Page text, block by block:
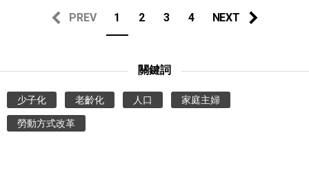
PREV 1 2 3 4 NEXT
關鍵詞
少子化 老齡化 人口 家庭主婦
勞動方式改革